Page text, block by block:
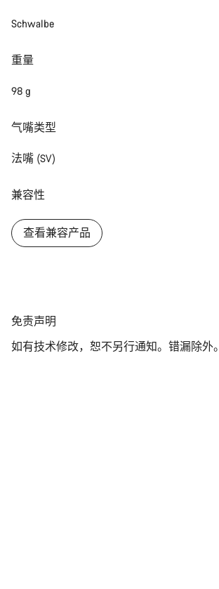
Schwalbe
重量
98 g
气嘴类型
法嘴 (SV)
兼容性
查看兼容产品
免
声
免责声明
如有技术修改，恕不另行通知。错漏除外。
开始聊天